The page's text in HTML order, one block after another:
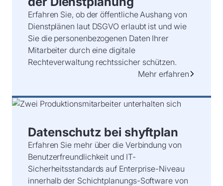
Erfahren Sie, ob der öffentliche Aushang von
Dienstplänen laut DSGVO erlaubt ist und wie
Sie die personenbezogenen Daten Ihrer
Mitarbeiter durch eine digitale
Rechteverwaltung rechtssicher schützen.
Mehr erfahren
Datenschutz bei shyftplan
Erfahren Sie mehr über die Verbindung von
Benutzerfreundlichkeit und IT-
Sicherheitsstandards auf Enterprise-Niveau
innerhalb der Schichtplanungs-Software von